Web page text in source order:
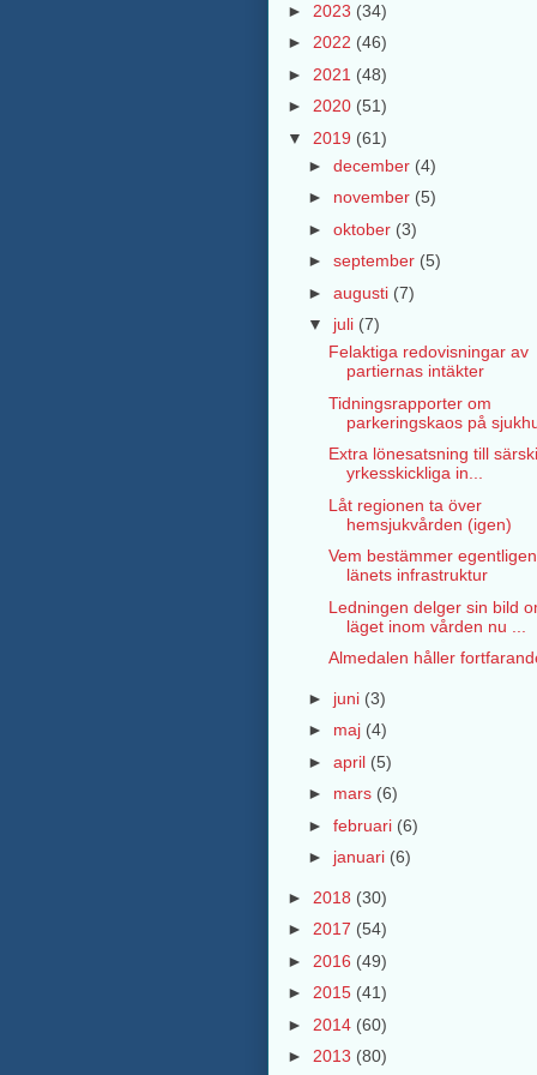
► 2023 (34)
► 2022 (46)
► 2021 (48)
► 2020 (51)
▼ 2019 (61)
► december (4)
► november (5)
► oktober (3)
► september (5)
► augusti (7)
▼ juli (7)
Felaktiga redovisningar av
partiernas intäkter
Tidningsrapporter om
parkeringskaos på
Extra lönesatsning till
yrkesskickliga in...
Låt regionen ta över
hemsjukvården (igen)
Vem bestämmer
länets infrastruktur
Ledningen delger sin bild
läget inom vården nu ...
Almedalen håller
► juni (3)
► maj (4)
► april (5)
► mars (6)
► februari (6)
► januari (6)
► 2018 (30)
► 2017 (54)
► 2016 (49)
► 2015 (41)
► 2014 (60)
► 2013 (80)